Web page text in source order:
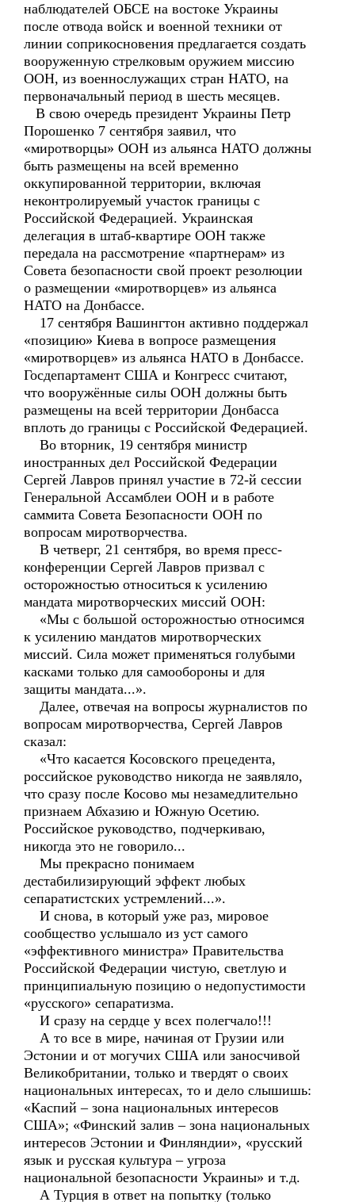
наблюдателей ОБСЕ на востоке Украины
после отвода войск и военной техники от
линии соприкосновения предлагается создать
вооруженную стрелковым оружием миссию
ООН, из военнослужащих стран НАТО, на
первоначальный период в шесть месяцев.
В свою очередь президент Украины Петр
Порошенко 7 сентября заявил, что
«миротворцы» ООН из альянса НАТО должны
быть размещены на всей временно
оккупированной территории, включая
неконтролируемый участок границы с
Российской Федерацией. Украинская
делегация в штаб-квартире ООН также
передала на рассмотрение «партнерам» из
Совета безопасности свой проект резолюции
о размещении «миротворцев» из альянса
НАТО на Донбассе.
17 сентября Вашингтон активно поддержал
«позицию» Киева в вопросе размещения
«миротворцев» из альянса НАТО в Донбассе.
Госдепартамент США и Конгресс считают,
что вооружённые силы ООН должны быть
размещены на всей территории Донбасса
вплоть до границы с Российской Федерацией.
Во вторник, 19 сентября министр
иностранных дел Российской Федерации
Сергей Лавров принял участие в 72-й сессии
Генеральной Ассамблеи ООН и в работе
саммита Совета Безопасности ООН по
вопросам миротворчества.
В четверг, 21 сентября, во время пресс-
конференции Сергей Лавров призвал с
осторожностью относиться к усилению
мандата миротворческих миссий ООН:
«Мы с большой осторожностью относимся
к усилению мандатов миротворческих
миссий. Сила может применяться голубыми
касками только для самообороны и для
защиты мандата...».
Далее, отвечая на вопросы журналистов по
вопросам миротворчества, Сергей Лавров
сказал:
«Что касается Косовского прецедента,
российское руководство никогда не заявляло,
что сразу после Косово мы незамедлительно
признаем Абхазию и Южную Осетию.
Российское руководство, подчеркиваю,
никогда это не говорило...
Мы прекрасно понимаем
дестабилизирующий эффект любых
сепаратистских устремлений...».
И снова, в который уже раз, мировое
сообщество услышало из уст самого
«эффективного министра» Правительства
Российской Федерации чистую, светлую и
принципиальную позицию о недопустимости
«русского» сепаратизма.
И сразу на сердце у всех полегчало!!!
А то все в мире, начиная от Грузии или
Эстонии и от могучих США или заносчивой
Великобритании, только и твердят о своих
национальных интересах, то и дело слышишь:
«Каспий – зона национальных интересов
США»; «Финский залив – зона национальных
интересов Эстонии и Финляндии», «русский
язык и русская культура – угроза
национальной безопасности Украины» и т.д.
А Турция в ответ на попытку (только